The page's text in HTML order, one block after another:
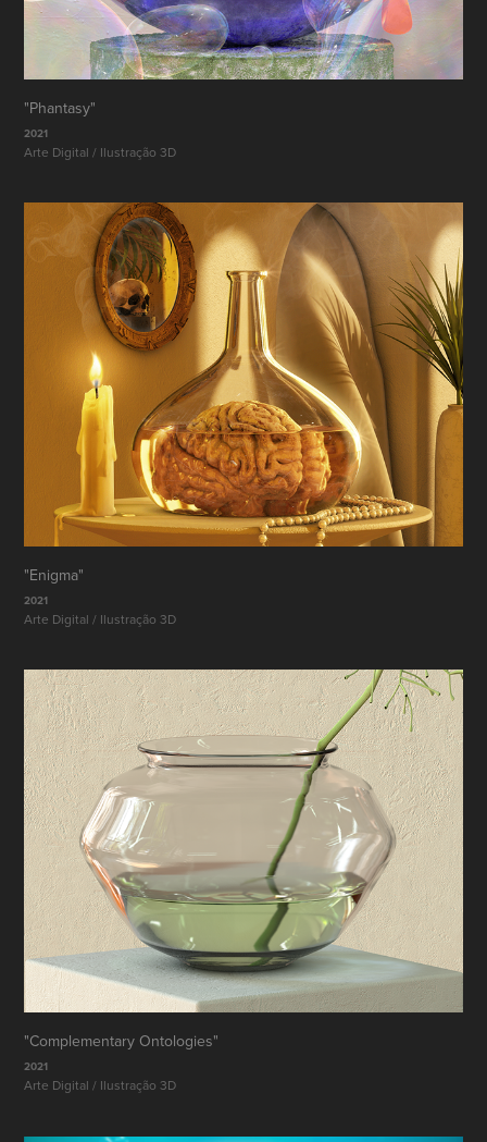
"Phantasy"
2021
Arte Digital / Ilustração 3D
"Enigma"
2021
Arte Digital / Ilustração 3D
"Complementary Ontologies"
2021
Arte Digital / Ilustração 3D